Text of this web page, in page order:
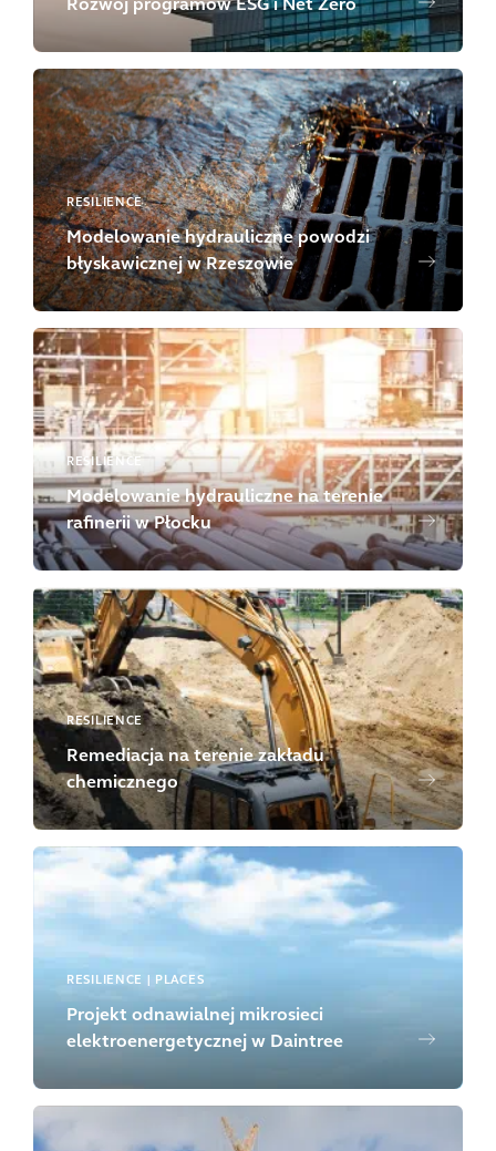
Rozwój programów ESG i Net Zero
RESILIENCE
Modelowanie hydrauliczne powodzi
błyskawicznej w Rzeszowie
RESILIENCE
Modelowanie hydrauliczne na terenie
rafinerii w Płocku
RESILIENCE
Remediacja na terenie zakładu
chemicznego
RESILIENCE | PLACES
Projekt odnawialnej mikrosieci
elektroenergetycznej w Daintree